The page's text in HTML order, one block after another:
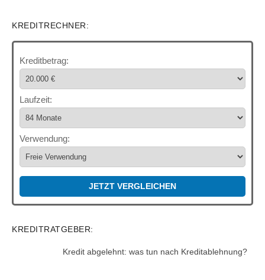
KREDITRECHNER:
Kreditbetrag:
Laufzeit:
Verwendung:
JETZT VERGLEICHEN
KREDITRATGEBER:
Kredit abgelehnt: was tun nach Kreditablehnung?